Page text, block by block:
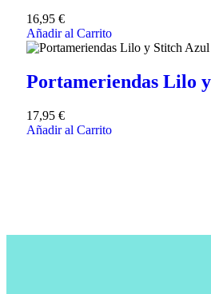
16,95 €
Añadir al Carrito
Portameriendas Lilo
17,95 €
Añadir al Carrito